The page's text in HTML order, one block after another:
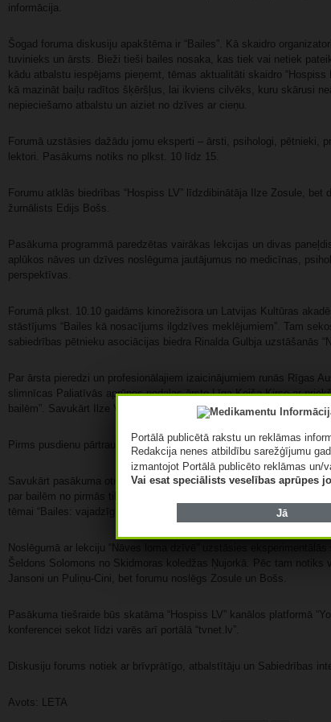
informācija.
Šogad foruma diskusiju apakštēma ir “Bailes”. Kā skaidro
tuvinieks un ārsts. Bieži tieši bailes nosaka, kas tiek vai netiek
kādu atbalstu iespējams pieņemt, tēmas aktualitāti skaidro “Hospiss
kā mazināt baiļu radītos šķēršļus, lai ikviens cilvēks, kuru skārusi
nepieciešamo atbalstu un aiziet no dzīves ar cieņu.
Forumā uzstāsies dažādu jomu eksperti – ārsti, psihologi, pētnieki,
lektori. Pasākums notiks no plkst. 10 līdz 15.
Forumu atklās biedrības “Hospiss LV” līdzdibinātāja Ilze Zosule,
žurnālists Edijs Bošs.
Pasākuma programmā paredzētas vairākas lekcijas un divas
aplūkos nāves un dzīves noslēguma jautājumus no medicīnas,
perspektīvas.
Forumā plkst. 10.10 gaidāms kinorežisora un Latvijas Kultūras
stāstījums “Bailes kā nosacījums ilgdzīves meklējumiem”. Tam
sabiedrības pētnieku asociācijas biedra Rinalda Gulbja uzstāšanās
Par ārsta pieredzi un profesionālajiem izaicinājumiem runās Rīgas
slimnīcas Paliatīvās aprūpes nodaļas ārste Līga Keiša-Ķirse ar
bailēm”. Savukārt Ilze Veģe dalīsies personīgā pieredzes stāstā kā
Pirms pusdienu pārtraukuma paredzēta paneļdiskusija, kurā
Savukārt pasākuma otrajā daļā sociālā uzņēmuma “Hospiss Māja”
par bailēm no pirmās tikšanās ar nāvi, savukārt ārsts, psihoterapeits
tēmai “Bailes: vajadzīgs, bet bieži nepatīkams draugs”.
Noslēgumā ar lekciju “Nāves loma dzīvē” uzstāsies eksperimentālās
Šeldons Solomons no Skidmoras koledžas Ņujorkā. Pēc tam notiks
Jansoni un Puliņu-Cini, bet forumu noslēgs Zosule un Bošs.
Pasākuma tiešraide būs skatāma “Hospiss LV” kanālos platformā
konferencei sekot līdzi varēs arī portālā “tvnet.lv”.
Diskusiju forums notiek ar brīvprātīgo, atbalstītāju un Sabiedrības
Avots: LETA
Portālā publicētā rakstu un reklāmas
Redakcija nenes atbildību sarežģījumu
izmantojot Portālā publicēto reklāmas un/
Vai esat speciālists veselības aprūpes
Jā